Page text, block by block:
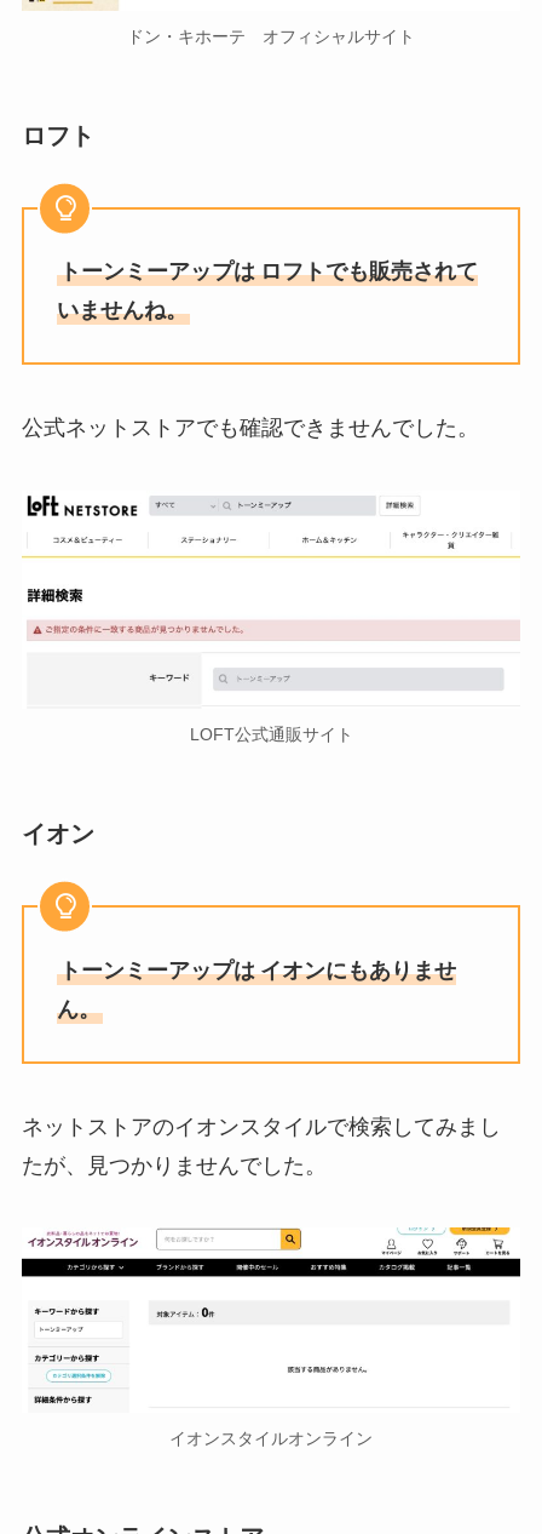
ドン・キホーテ オフィシャルサイト
ロフト
トーンミーアップは ロフトでも販売されて
いませんね。
公式ネットストアでも確認できませんでした。
LOFT公式通販サイト
イオン
トーンミーアップは イオンにもありませ
ん。
ネットストアのイオンスタイルで検索してみまし
たが、見つかりませんでした。
イオンスタイルオンライン